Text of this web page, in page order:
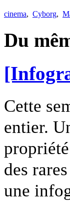
cinema, Cyborg,
Du
Cette
entier.
des
une